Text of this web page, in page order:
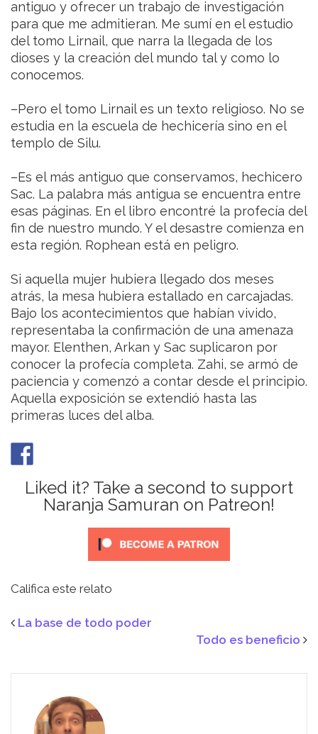
antiguo y ofrecer un trabajo de investigación
para que me admitieran. Me sumí en el estudio
del tomo Lirnail, que narra la llegada de los
dioses y la creación del mundo tal y como lo
conocemos.
–Pero el tomo Lirnail es un texto religioso. No se
estudia en la escuela de hechicería sino en el
templo de Silu.
–Es el más antiguo que conservamos, hechicero
Sac. La palabra más antigua se encuentra entre
esas páginas. En el libro encontré la profecía del
fin de nuestro mundo. Y el desastre comienza en
esta región. Rophean está en peligro.
Si aquella mujer hubiera llegado dos meses
atrás, la mesa hubiera estallado en carcajadas.
Bajo los acontecimientos que habían vivido,
representaba la confirmación de una amenaza
mayor. Elenthen, Arkan y Sac suplicaron por
conocer la profecía completa. Zahi, se armó de
paciencia y comenzó a contar desde el principio.
Aquella exposición se extendió hasta las
primeras luces del alba.
Liked it? Take a second to support
Naranja Samuran on Patreon!
Califica este relato
La base de todo poder
Todo es beneficio